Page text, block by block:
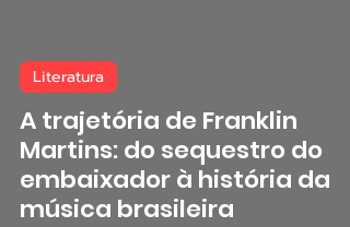
A trajetória de Franklin
Martins: do sequestro do
embaixador à história da
música brasileira
Literatura